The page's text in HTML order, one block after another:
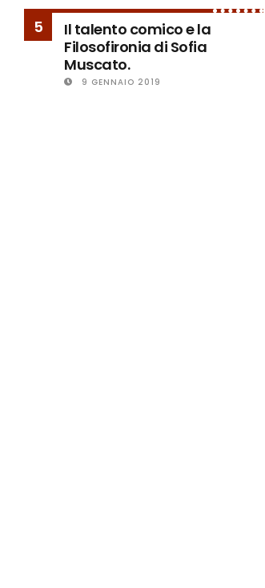
5
Il talento comico e la
Filosofironia di Sofia
Muscato.
9 GENNAIO 2019